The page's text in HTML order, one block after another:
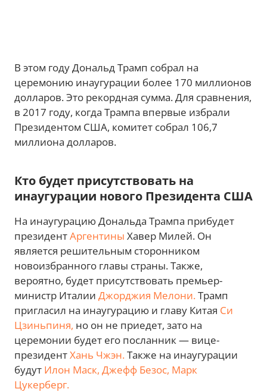
В этом году Дональд Трамп собрал на
церемонию инаугурации более 170 миллионов
долларов. Это рекордная сумма. Для сравнения,
в 2017 году, когда Трампа впервые избрали
Президентом США, комитет собрал 106,7
миллиона долларов.
Кто будет присутствовать на
инаугурации нового Президента США
На инаугурацию Дональда Трампа прибудет
президентАргентины Хавер Милей. Он
является решительным сторонником
новоизбранного главы страны. Также,
вероятно, будет присутствовать премьер-
министр Италии Джорджия Мелони.Трамп
пригласил на инаугурацию и главу Китая Си
Цзиньпиня, но он не приедет, зато на
церемонии будет его посланник — вице-
президентХань Чжэн.Также на инаугурации
будут Илон Маск, Джефф Безос, Марк
Цукерберг.